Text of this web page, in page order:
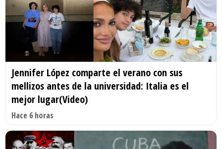
Jennifer López comparte el verano con sus
mellizos antes de la universidad: Italia es el
mejor lugar(Video)
Hace 6 horas